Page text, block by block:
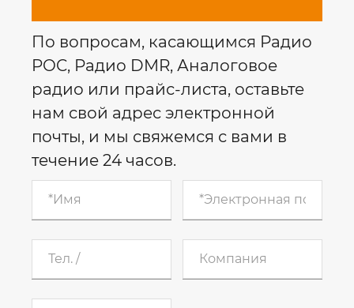
По вопросам, касающимся Радио
POC, Радио DMR, Аналоговое
радио или прайс-листа, оставьте
нам свой адрес электронной
почты, и мы свяжемся с вами в
течение 24 часов.